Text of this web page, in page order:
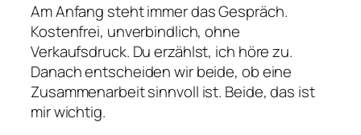
Am Anfang steht immer das Gespräch.
Kostenfrei, unverbindlich, ohne
Verkaufsdruck. Du erzählst, ich höre zu.
Danach entscheiden wir beide, ob eine
Zusammenarbeit sinnvoll ist. Beide, das ist
mir wichtig.